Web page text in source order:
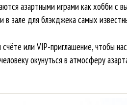
азартными играми как хобби с
в зале для блэкджека самых
или VIP-приглашение, чтобы
окунуться в атмосферу